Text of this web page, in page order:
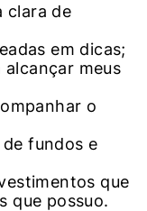
clara de
em dicas;
meus
o
fundos e
que
que possuo.